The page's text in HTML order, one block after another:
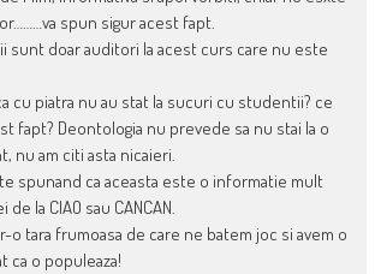
spun sigur acest fapt.
sunt doar auditori la acest curs care nu este
cu piatra nu au stat la sucuri cu studentii? ce
fapt? Deontologia nu prevede sa nu stai la o
nu am citi asta nicaieri.
spunand ca aceasta este o informatie mult
la CIAO sau CANCAN.
o tara frumoasa de care ne batem joc si avem o
ca o populeaza!